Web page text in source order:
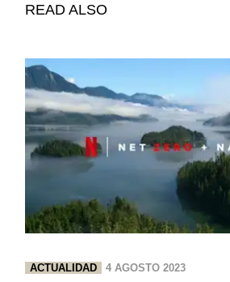
READ ALSO
ACTUALIDAD 4 AGOSTO 2023